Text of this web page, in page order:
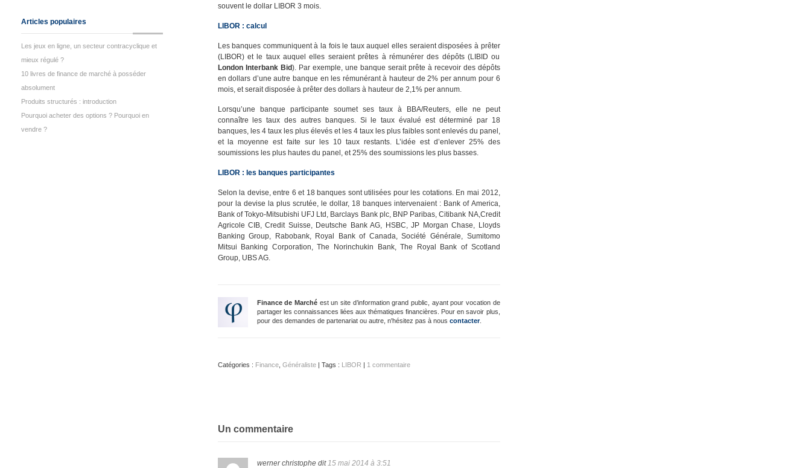
Articles populaires
Les jeux en ligne, un secteur contracyclique et
mieux régulé ?
10 livres de finance de marché à posséder
absolument
Produits structurés : introduction
Pourquoi acheter des options ? Pourquoi en
vendre ?
souvent le dollar LIBOR 3 mois.
LIBOR : calcul
Les banques communiquent à la fois le taux auquel elles seraient disposées à prêter
(LIBOR) et le taux auquel elles seraient prêtes à rémunérer des dépôts (LIBID ou
London Interbank Bid). Par exemple, une banque serait prête à recevoir des dépôts
en dollars d’une autre banque en les rémunérant à hauteur de 2% per annum pour 6
mois, et serait disposée à prêter des dollars à hauteur de 2,1% per annum.
Lorsqu’une banque participante soumet ses taux à BBA/Reuters, elle ne peut
connaître les taux des autres banques. Si le taux évalué est déterminé par 18
banques, les 4 taux les plus élevés et les 4 taux les plus faibles sont enlevés du panel,
et la moyenne est faite sur les 10 taux restants. L’idée est d’enlever 25% des
soumissions les plus hautes du panel, et 25% des soumissions les plus basses.
LIBOR : les banques participantes
Selon la devise, entre 6 et 18 banques sont utilisées pour les cotations. En mai 2012,
pour la devise la plus scrutée, le dollar, 18 banques intervenaient : Bank of America,
Bank of Tokyo-Mitsubishi UFJ Ltd, Barclays Bank plc, BNP Paribas, Citibank NA,Credit
Agricole CIB, Credit Suisse, Deutsche Bank AG, HSBC, JP Morgan Chase, Lloyds
Banking Group, Rabobank, Royal Bank of Canada, Société Générale, Sumitomo
Mitsui Banking Corporation, The Norinchukin Bank, The Royal Bank of Scotland
Group, UBS AG.
Finance de Marchéest un site d’information grand public, ayant pour vocation de
partager les connaissances liées aux thématiques financières. Pour en savoir plus,
pour des demandes de partenariat ou autre, n'hésitez pas à nous contacter.
Catégories : Finance, Généraliste| Tags : LIBOR | 1 commentaire
Un commentaire
werner christophe dit 15 mai 2014 à 3:51